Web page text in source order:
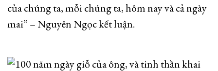
của chúng ta, mỗi chúng ta, hôm nay và cả ngày
mai” – Nguyên Ngọc kết luận.